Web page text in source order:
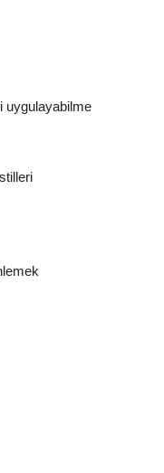
uygulayabilme